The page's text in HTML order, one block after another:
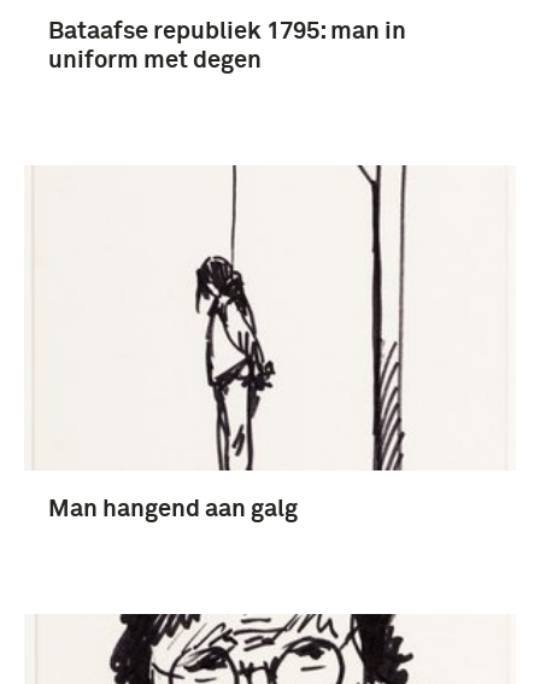
Bataafse republiek 1795: man in
uniform met degen
Man hangend aan galg